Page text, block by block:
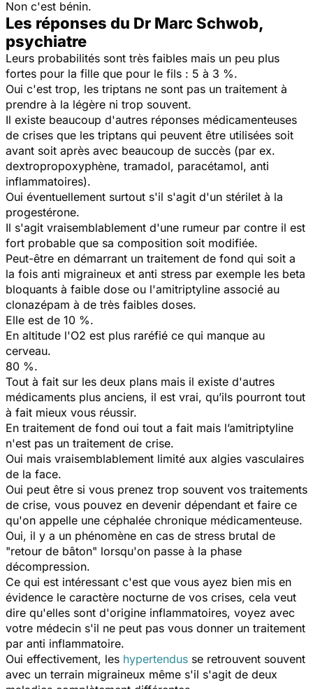
Non c'est bénin.
Les réponses du Dr Marc Schwob,
psychiatre
Leurs probabilités sont très faibles mais un peu plus
fortes pour la fille que pour le fils : 5 à 3 %.
Oui c'est trop, les triptans ne sont pas un traitement à
prendre à la légère ni trop souvent.
Il existe beaucoup d'autres réponses médicamenteuses
de crises que les triptans qui peuvent être utilisées soit
avant soit après avec beaucoup de succès (par ex.
dextropropoxyphène, tramadol, paracétamol, anti
inflammatoires).
Oui éventuellement surtout s'il s'agit d'un stérilet à la
progestérone.
Il s'agit vraisemblablement d'une rumeur par contre il est
fort probable que sa composition soit modifiée.
Peut-être en démarrant un traitement de fond qui soit a
la fois anti migraineux et anti stress par exemple les beta
bloquants à faible dose ou l'amitriptyline associé au
clonazépam à de très faibles doses.
Elle est de 10 %.
En altitude l'O2 est plus raréfié ce qui manque au
cerveau.
80 %.
Tout à fait sur les deux plans mais il existe d'autres
médicaments plus anciens, il est vrai, qu’ils pourront tout
à fait mieux vous réussir.
En traitement de fond oui tout a fait mais l’amitriptyline
n'est pas un traitement de crise.
Oui mais vraisemblablement limité aux algies vasculaires
de la face.
Oui peut être si vous prenez trop souvent vos traitements
de crise, vous pouvez en devenir dépendant et faire ce
qu'on appelle une céphalée chronique médicamenteuse.
Oui, il y a un phénomène en cas de stress brutal de
"retour de bâton" lorsqu'on passe à la phase
décompression.
Ce qui est intéressant c'est que vous ayez bien mis en
évidence le caractère nocturne de vos crises, cela veut
dire qu'elles sont d'origine inflammatoires, voyez avec
votre médecin s'il ne peut pas vous donner un traitement
par anti inflammatoire.
Oui effectivement, les hypertendus se retrouvent souvent
avec un terrain migraineux même s'il s'agit de deux